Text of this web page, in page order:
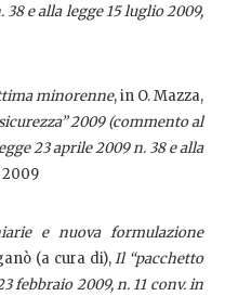
38 e alla legge 15 luglio 2009,
minorenne, in O. Mazza,
2009 (commento al
23 aprile 2009 n. 38 e alla
e nuova formulazione
(a cura di),Il “pacchetto
febbraio 2009, n. 11 conv. in